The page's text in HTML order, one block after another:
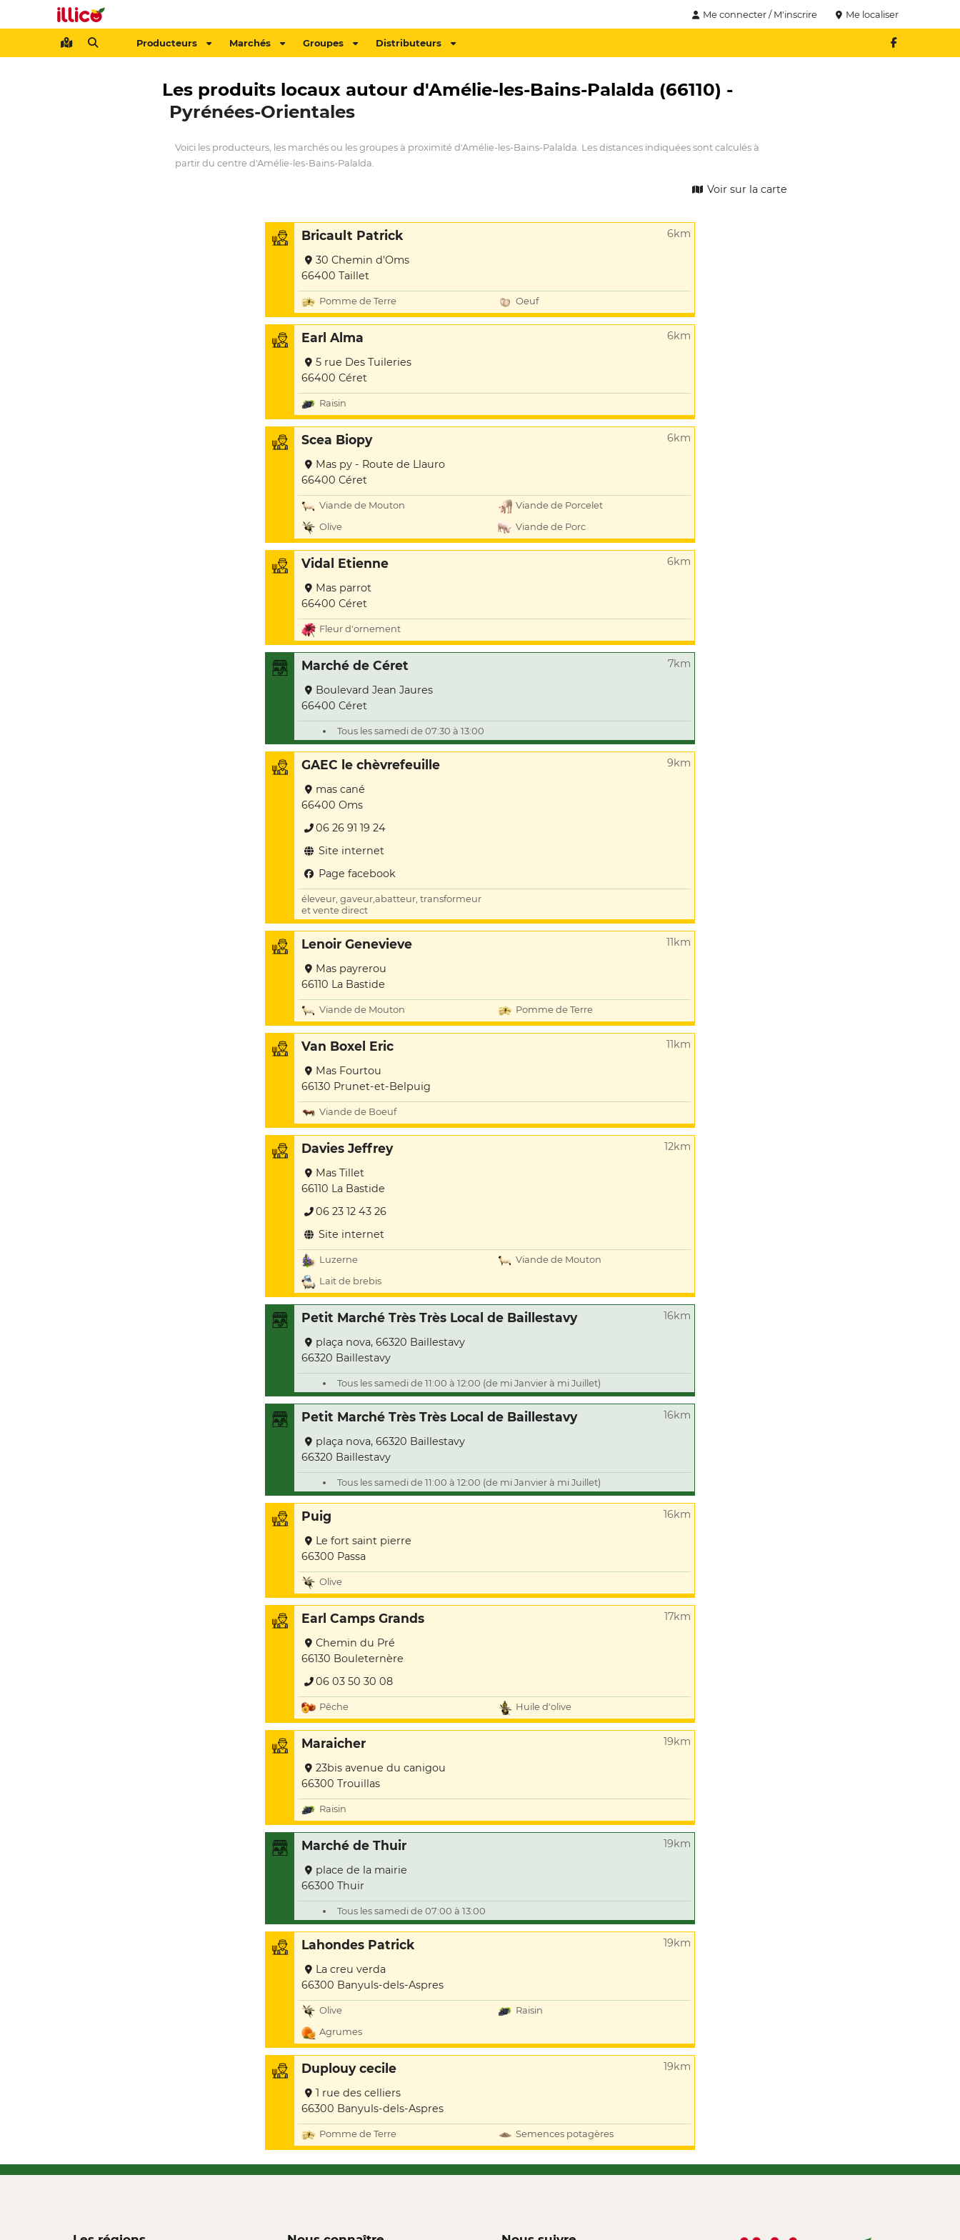
Me connecter / M'inscrire Me localiser
Producteurs Marchés Groupes Distributeurs
Les produits locaux autour d'Amélie-les-Bains-Palalda (66110) -
Pyrénées-Orientales
Voici les producteurs, les marchés ou les groupes à proximité d'Amélie-les-Bains-Palalda. Les distances indiquées sont calculés à
partir du centre d'Amélie-les-Bains-Palalda.
Voir sur la carte
Bricault Patrick 6km
30 Chemin d'Oms
66400 Taillet
Pomme de Terre Oeuf
Earl Alma 6km
5 rue Des Tuileries
66400 Céret
Raisin
Scea Biopy 6km
Mas py - Route de Llauro
66400 Céret
Viande de Mouton
Viande de Porcelet
Olive
Viande de Porc
Vidal Etienne 6km
Mas parrot
66400 Céret
Fleur d'ornement
Marché de Céret 7km
Boulevard Jean Jaures
66400 Céret
Tous les samedi de 07:30 à 13:00
GAEC le chèvrefeuille 9km
mas cané
66400 Oms
06 26 91 19 24
Site internet
Page facebook
éleveur, gaveur,abatteur, transformeur
et vente direct
Lenoir Genevieve 11km
Mas payrerou
66110 La Bastide
Viande de Mouton Pomme de Terre
Van Boxel Eric 11km
Mas Fourtou
66130 Prunet-et-Belpuig
Viande de Boeuf
Davies Jeffrey 12km
Mas Tillet
66110 La Bastide
06 23 12 43 26
Site internet
Luzerne
Viande de Mouton
Lait de brebis
Petit Marché Très Très Local de Baillestavy 16km
plaça nova, 66320 Baillestavy
66320 Baillestavy
Tous les samedi de 11:00 à 12:00 (de mi Janvier à mi Juillet)
Petit Marché Très Très Local de Baillestavy 16km
plaça nova, 66320 Baillestavy
66320 Baillestavy
Tous les samedi de 11:00 à 12:00 (de mi Janvier à mi Juillet)
Puig 16km
Le fort saint pierre
66300 Passa
Olive
Earl Camps Grands 17km
Chemin du Pré
66130 Bouleternère
06 03 50 30 08
Pêche Huile d'olive
Maraicher 19km
23bis avenue du canigou
66300 Trouillas
Raisin
Marché de Thuir 19km
place de la mairie
66300 Thuir
Tous les samedi de 07:00 à 13:00
Lahondes Patrick 19km
La creu verda
66300 Banyuls-dels-Aspres
Olive
Raisin
Agrumes
Duplouy cecile 19km
1 rue des celliers
66300 Banyuls-dels-Aspres
Pomme de Terre Semences potagères